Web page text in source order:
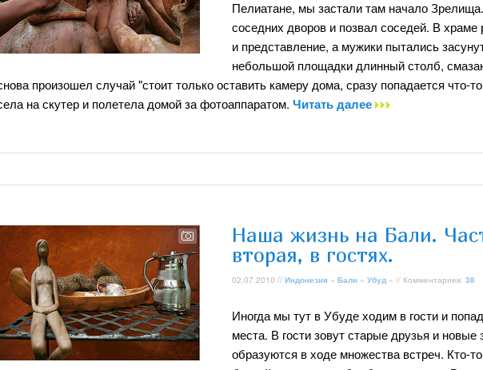
Пелиатане, мы застали там начало
соседних дворов и позвал соседей. В храме
и представление, а мужики пытались
небольшой площадки длинный столб,
произошел случай "стоит только оставить камеру дома, сразу попадается что-
на скутер и полетела домой за фотоаппаратом. Читать далее
Наша жизнь на Бали.
вторая, в гостях.
02.07.2010 // Индонезия » Бали » Убуд » // Комментариев: 38
Иногда мы тут в Убуде ходим в гости и
места. В гости зовут старые друзья и
образуются в ходе множества встреч. Кто-